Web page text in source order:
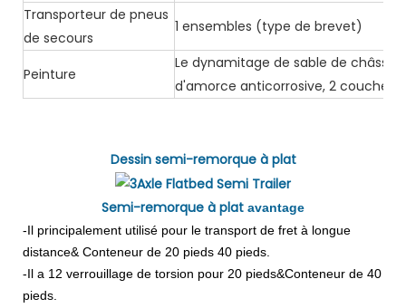
Transporteur de pneus
de secours
1 ensembles (type de brevet)
Peinture
Le dynamitage de sable de
d'amorce anticorrosive, 2 couches
Dessin semi-remorque à plat
Semi-remorque à plat avantage
-Il principalement utilisé pour le transport de fret à longue
distance& Conteneur de 20 pieds 40 pieds.
-Il a 12 verrouillage de torsion pour 20 pieds&Conteneur de 40
pieds.